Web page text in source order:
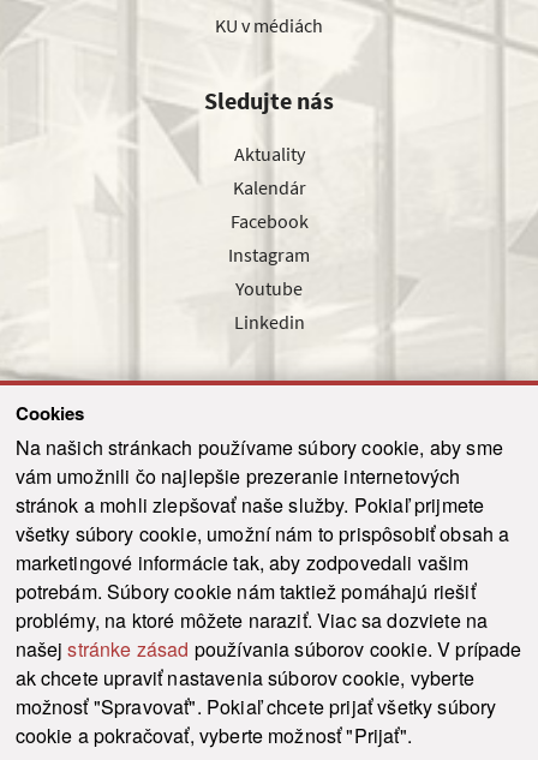
Cookies
Na našich stránkach používame súbory cookie, aby sme
vám umožnili čo najlepšie prezeranie internetových
stránok a mohli zlepšovať naše služby. Pokiaľ prijmete
všetky súbory cookie, umožní nám to prispôsobiť obsah a
marketingové informácie tak, aby zodpovedali vašim
potrebám. Súbory cookie nám taktiež pomáhajú riešiť
problémy, na ktoré môžete naraziť. Viac sa dozviete na
našejstránke zásad používania súborov cookie. V prípade
ak chcete upraviť nastavenia súborov cookie, vyberte
možnosť "Spravovať". Pokiaľ chcete prijať všetky súbory
cookie a pokračovať, vyberte možnosť "Prijať".
KU v médiách
Sledujte nás
Aktuality
Kalendár
Facebook
Instagram
Youtube
Linkedin
Odoslať
© 2021-2026 ku.sk. Všetky práva vyhradené. Ochrana osobných údajov
Vyhlásenie o prístupnosti |
Admin
This site is protected by reCAPTCHA and the Google Privacy Policy and Terms of
Service
apply.